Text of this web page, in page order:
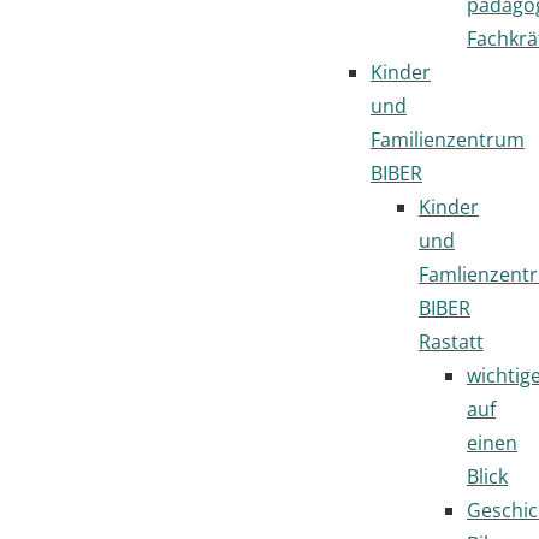
Kinder
und
Familienzentrum
BIBER
Kinder
und
BIBER
Rastatt
auf
einen
Blick